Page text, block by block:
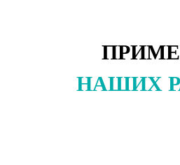
НАШИХ